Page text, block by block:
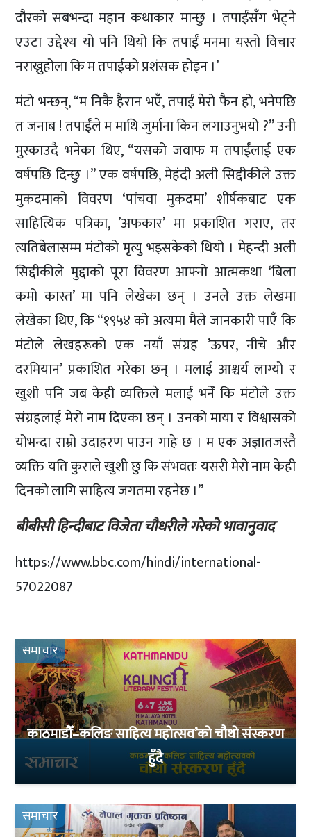
दौरको सबभन्दा महान कथाकार मान्छु । तपाईंसँग भेट्ने
एउटा उद्देश्य यो पनि थियो कि तपाईं मनमा यस्तो विचार
नराख्नुहोला कि म तपाईको प्रशंसक होइन ।’
मंटो भन्छन्, “म निकै हैरान भएँ, तपाईं मेरो फैन हो, भनेपछि
त जनाब ! तपाईंले म माथि जुर्माना किन लगाउनुभयो ?” उनी
मुस्काउदै भनेका थिए, “यसको जवाफ म तपाईंलाई एक
वर्षपछि दिन्छु ।” एक वर्षपछि, मेहंदी अली सिद्दीकीले उक्त
मुकदमाको विवरण ‘पांचवा मुकदमा’ शीर्षकबाट एक
साहित्यिक पत्रिका, ’अफकार’ मा प्रकाशित गराए, तर
त्यतिबेलासम्म मंटोको मृत्यु भइसकेको थियो । मेहन्दी अली
सिद्दीकीले मुद्दाको पूरा विवरण आफ्नो आत्मकथा ‘बिला
कमो कास्त’ मा पनि लेखेका छन् । उनले उक्त लेखमा
लेखेका थिए, कि “१९५४ को अत्यमा मैले जानकारी पाएँ कि
मंटोले लेखहरूको एक नयाँ संग्रह ’ऊपर, नीचे और
दरमियान’ प्रकाशित गरेका छन् । मलाई आश्चर्य लाग्यो र
खुशी पनि जब केही व्यक्तिले मलाई भनेँ कि मंटोले उक्त
संग्रहलाई मेरो नाम दिएका छन् । उनको माया र विश्वासको
योभन्दा राम्रो उदाहरण पाउन गाहे छ । म एक अज्ञातजस्तै
व्यक्ति यति कुराले खुशी छु कि संभवतः यसरी मेरो नाम केही
दिनको लागि साहित्य जगतमा रहनेछ ।”
बीबीसी हिन्दीबाट विजेता चौधरीले गरेको भावानुवाद
https://www.bbc.com/hindi/international-
57022087
समाचार
काठमाडौँ–कलिङ साहित्य महोत्सव’को चौथो संस्करण
हुँदै
समाचार